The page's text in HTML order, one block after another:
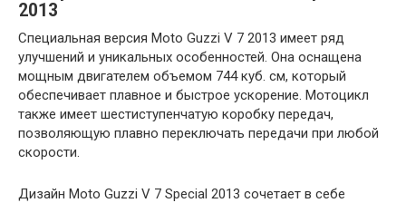
2013
Специальная версия Moto Guzzi V 7 2013 имеет ряд
улучшений и уникальных особенностей. Она оснащена
мощным двигателем объемом 744 куб. см, который
обеспечивает плавное и быстрое ускорение. Мотоцикл
также имеет шестиступенчатую коробку передач,
позволяющую плавно переключать передачи при любой
скорости.
Дизайн Moto Guzzi V 7 Special 2013 сочетает в себе